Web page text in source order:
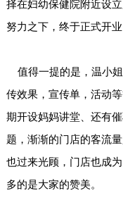
择在妇幼保健院附近设
努力之下，终于正式开
值得一提的是，温小
传效果，宣传单，活动
期开设妈妈讲堂、还有
题，渐渐的门店的客流
也过来光顾，门店也成
多的是大家的赞美。